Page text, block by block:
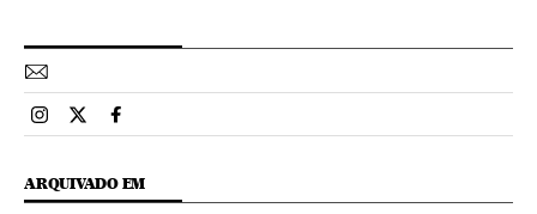
Esportes El País Brasil en Instagram
Esportes El País Brasil en Twitter
Esportes El País Brasil en Facebook
ARQUIVADO EM